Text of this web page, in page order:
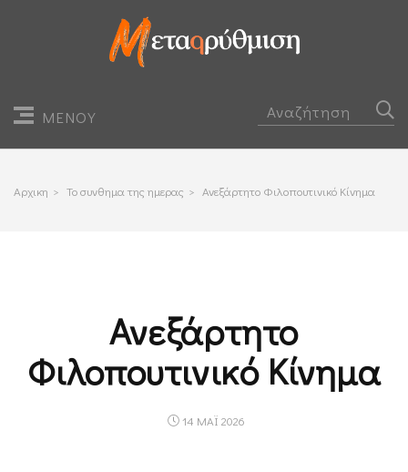
ΜΕΝΟΥ
Αρχικη > Το συνθημα της ημερας > Ανεξάρτητο Φιλοπουτινικό Κίνημα
Ανεξάρτητο
Φιλοπουτινικό Κίνημα
14 ΜΑΪ 2026